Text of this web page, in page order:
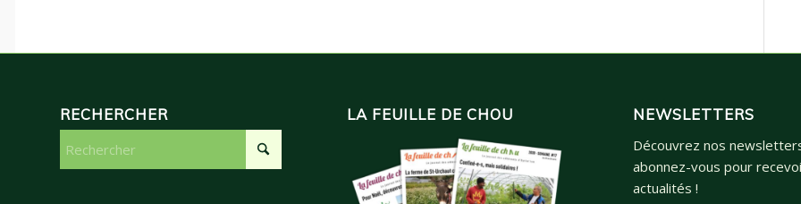
RECHERCHER LA FEUILLE DE CHOU NEWSLETTERS
Découvrez nos
abonnez-vous pour
actualités !